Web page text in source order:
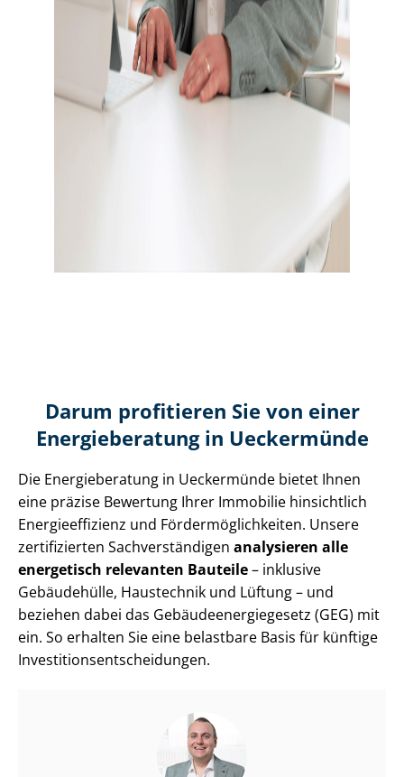
Darum profitieren Sie von einer
Energieberatung in Ueckermünde
Die Energieberatung in Ueckermünde bietet Ihnen
eine präzise Bewertung Ihrer Immobilie hinsichtlich
En­er­gie­ef­fi­zi­enz und För­der­mög­lich­kei­ten. Unsere
zertifizierten Sach­ver­stän­di­gen analysieren alle
energetisch relevanten Bauteile– inklusive
Gebäudehülle, Haustechnik und Lüftung – und
beziehen dabei das Ge­bäu­de­en­er­gie­ge­setz (GEG) mit
ein. So erhalten Sie eine belastbare Basis für künftige
In­ves­ti­ti­ons­ent­schei­dun­gen.